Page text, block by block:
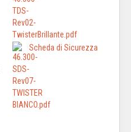
Scheda di Sicurezza